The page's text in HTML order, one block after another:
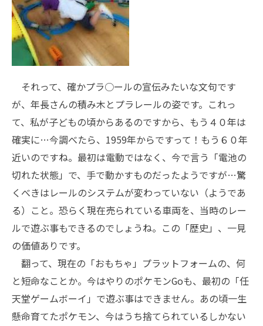
それって、確かプラ○ールの宣伝みたいな文句です
が、年長さんの積み木とプラレールの姿です。これっ
て、私が子どもの頃からあるのですから、もう４０年は
確実に…今調べたら、1959年からですって！もう６０年
近いのですね。最初は電動ではなく、今で言う「電池の
切れた状態」で、手で動かすものだったようですが…驚
くべきはレールのシステムが変わっていない（ようであ
る）こと。恐らく現在売られている車両を、当時のレー
ルで遊ぶ事もできるのでしょうね。この「歴史」、一見
の価値ありです。
翻って、現在の「おもちゃ」プラットフォームの、何
と短命なことか。今はやりのポケモンGoも、最初の「任
天堂ゲームボーイ」で遊ぶ事はできません。あの頃一生
懸命育てたポケモン、今はうち捨てられているしかない